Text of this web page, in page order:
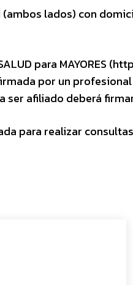
lados) con
para MAYORES
por un
ser afiliado deberá
para realizar